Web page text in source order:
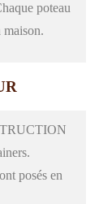
poteau
maison.
posés en